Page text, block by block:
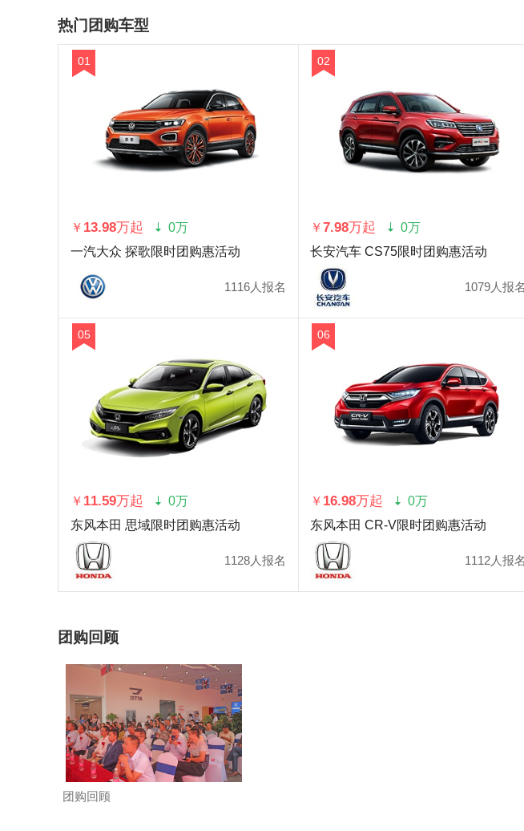
热门团购车型
01
￥ 13.98万起
0万
一汽大众 探歌限时团购惠活动
1116人报名
02
￥7.98万起
0万
长安汽车 CS75限时团购惠活动
1079人报名
05
￥ 11.59万起
0万
东风本田 思域限时团购惠活动
1128人报名
06
￥ 16.98万起
0万
东风本田 CR-V限时团购惠活动
1112人报名
团购回顾
团购回顾